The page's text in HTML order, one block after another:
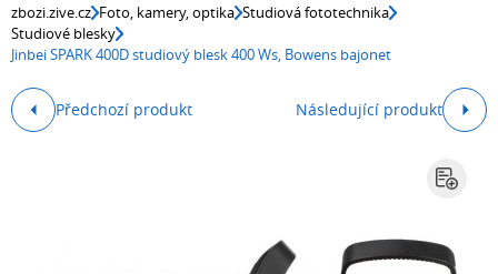
zbozi.zive.cz Foto, kamery, optika Studiová fototechnika
Studiové blesky
Jinbei SPARK 400D studiový blesk 400 Ws, Bowens bajonet
Předchozí produkt Následující produkt